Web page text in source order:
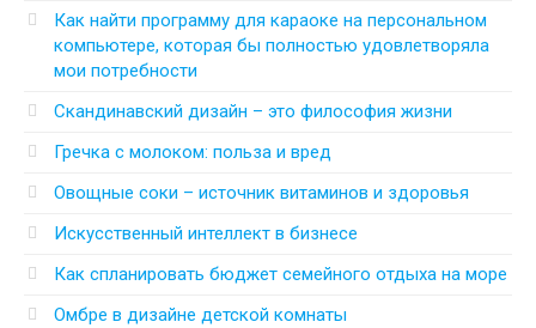
Как найти программу для караоке на персональном
компьютере, которая бы полностью удовлетворяла
мои потребности
Скандинавский дизайн – это философия жизни
Гречка с молоком: польза и вред
Овощные соки – источник витаминов и здоровья
Искусственный интеллект в бизнесе
Как спланировать бюджет семейного отдыха на море
Омбре в дизайне детской комнаты